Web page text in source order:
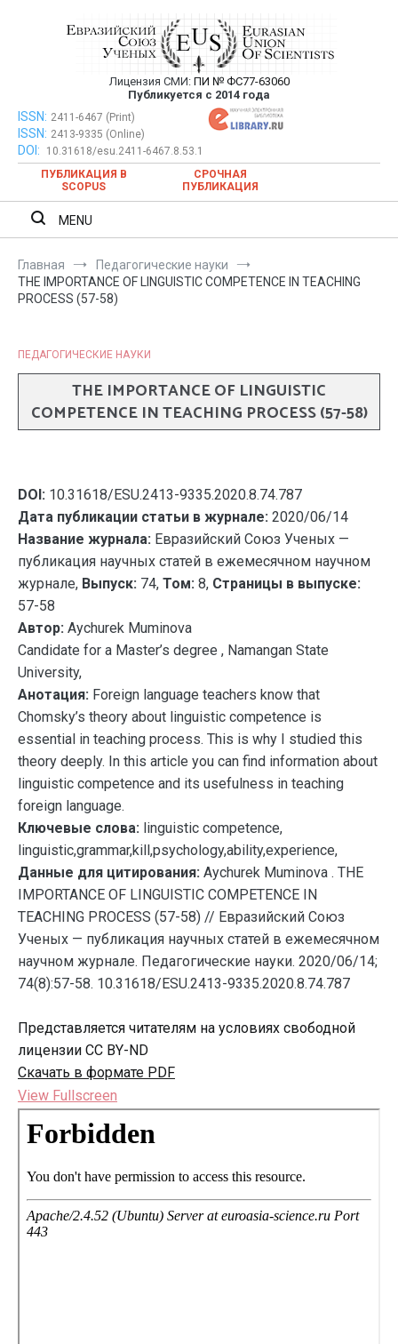
Евразийский Союз Ученых —
публикация научных статей в
ежемесячном научном журнале
Лицензия СМИ: ПИ № ФС77-63060
Публикуется с 2014 года
Евразийский Союз Ученых — публикация научных статей в
ежемесячном научном журнале
ISSN: 2411-6467 (Print)
ISSN: 2413-9335 (Online)
DOI:
10.31618/esu.2411-6467.8.53.1
ПУБЛИКАЦИЯ В
SCOPUS
СРОЧНАЯ
ПУБЛИКАЦИЯ
MENU
Главная
Педагогические науки
THE IMPORTANCE OF LINGUISTIC COMPETENCE IN TEACHING
PROCESS (57-58)
ПЕДАГОГИЧЕСКИЕ НАУКИ
THE IMPORTANCE OF LINGUISTIC
COMPETENCE IN TEACHING PROCESS (57-58)
DOI: 10.31618/ESU.2413-9335.2020.8.74.787
Дата публикации статьи в журнале: 2020/06/14
Название журнала: Евразийский Союз Ученых —
публикация научных статей в ежемесячном научном
журнале, Выпуск: 74, Том: 8, Страницы в выпуске:
57-58
Автор: Aychurek Muminova
Candidate for a Master’s degree , Namangan State
University,
Анотация: Foreign language teachers know that
Chomsky’s theory about linguistic competence is
essential in teaching process. This is why I studied this
theory deeply. In this article you can find information about
linguistic competence and its usefulness in teaching
foreign language.
Ключевые слова: linguistic competence,
linguistic,grammar,kill,psychology,ability,experience,
Данные для цитирования: Aychurek Muminova . THE
IMPORTANCE OF LINGUISTIC COMPETENCE IN
TEACHING PROCESS (57-58) // Евразийский Союз
Ученых — публикация научных статей в ежемесячном
научном журнале. Педагогические науки. 2020/06/14;
74(8):57-58. 10.31618/ESU.2413-9335.2020.8.74.787
Представляется читателям на условиях свободной
лицензии CC BY-ND
Скачать в формате PDF
View Fullscreen
Перейти
содержимому